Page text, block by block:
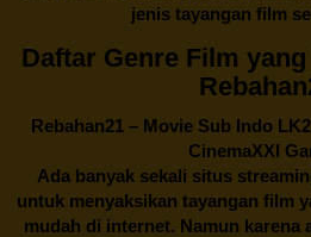
jenis tayangan film
Daftar Genre Film
Rebahan21 – Movie Sub Indo
CinemaXXI
Ada banyak sekali situs
untuk menyaksikan tayangan film
mudah di internet. Namun karena